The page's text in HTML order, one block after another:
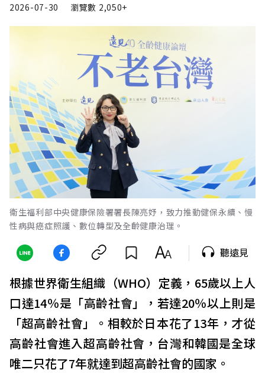
2026-07-30
瀏覽數 2,050+
衛生福利部中央健康保險署署長陳亮妤，致力推動健保永續、慢
性病與癌症照護、數位轉型及全齡健康治理。
聽遠見
根據世界衛生組織（WHO）定義，65歲以上人
口達14％是「高齡社會」，若達20％以上則是
「超高齡社會」。相較於日本花了13年，才從
高齡社會進入超高齡社會，台灣和韓國是全球
唯二只花了7年就達到超高齡社會的國家。